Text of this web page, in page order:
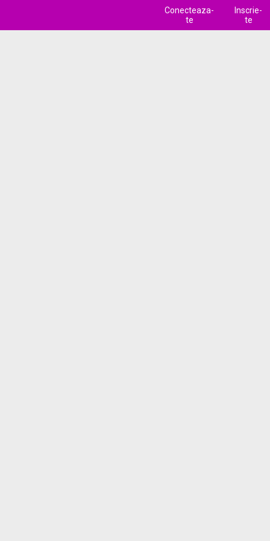
Conecteaza-
te
Inscrie-
te